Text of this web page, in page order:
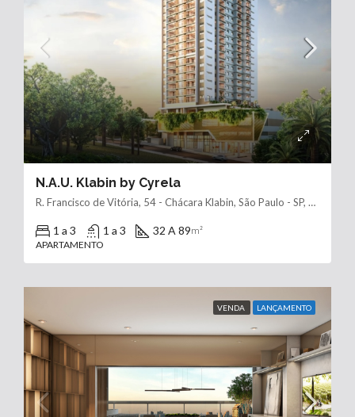
N.A.U. Klabin by Cyrela
R. Francisco de Vitória, 54 - Chácara Klabin, São Paulo - SP, 04116-180
1 a 3 1 a 3 32 A 89m²
APARTAMENTO
VENDA LANÇAMENTO